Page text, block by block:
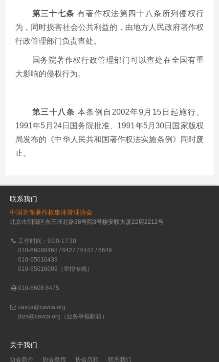
第三十七条 有著作权法第四十八条所列侵权行
为，同时损害社会公共利益的，由地方人民政府著作权
行政管理部门负责查处。
国务院著作权行政管理部门可以查处在全国有重
大影响的侵权行为。
第三十八条 本条例自 2002年9 月 15日起施行。
1991年5 月 24日国务院批准、 1991年5月30日国家版权
局发布的《中华人民共和国著作权法实施条例》同时废
止。
联系我们
中国音像著作权集体管理协会
北京市朝阳区东三环北路38号院3号楼安联大厦22层2212号
工作时间：9:00-17:30
010-66086468 / 6427 / 6442 / 6649
010-65016439
010-65016009（举报专线）
010-6608 6475
cavca@cavca.org
jbzx@cavca.org （业务举报邮箱）
关于我们
协会简介 协会章程 协会历程 联系我们